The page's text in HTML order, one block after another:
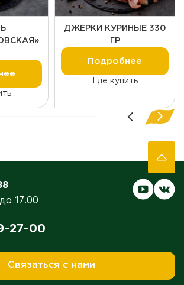
ДЖЕРКИ КУРИНЫЕ 330
ГР
Подробнее
Где купить
17.00
27-00
Связаться с нами